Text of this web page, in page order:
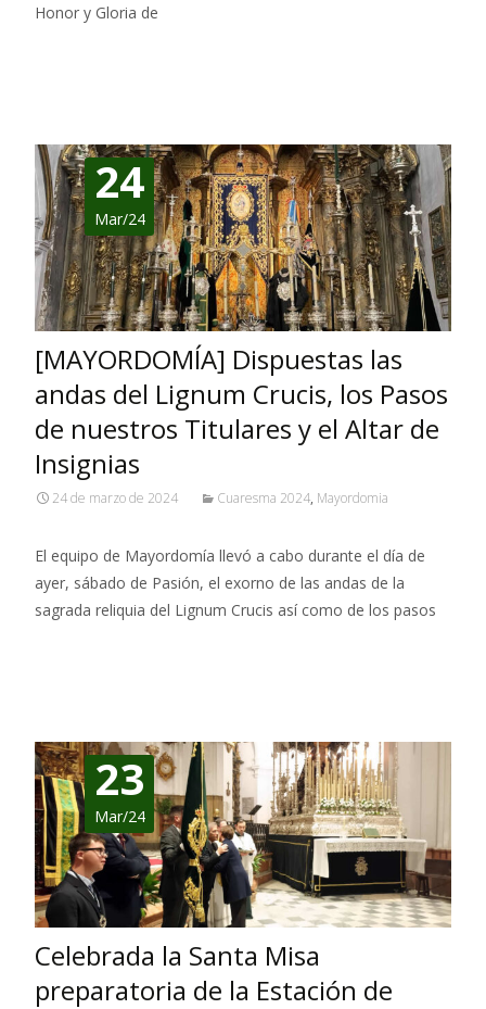
Honor y Gloria de
24
Mar/24
[MAYORDOMÍA] Dispuestas las
andas del Lignum Crucis, los Pasos
de nuestros Titulares y el Altar de
Insignias
24 de marzo de 2024 Cuaresma 2024, Mayordomia
El equipo de Mayordomía llevó a cabo durante el día de
ayer, sábado de Pasión, el exorno de las andas de la
sagrada reliquia del Lignum Crucis así como de los pasos
23
Mar/24
Celebrada la Santa Misa
preparatoria de la Estación de